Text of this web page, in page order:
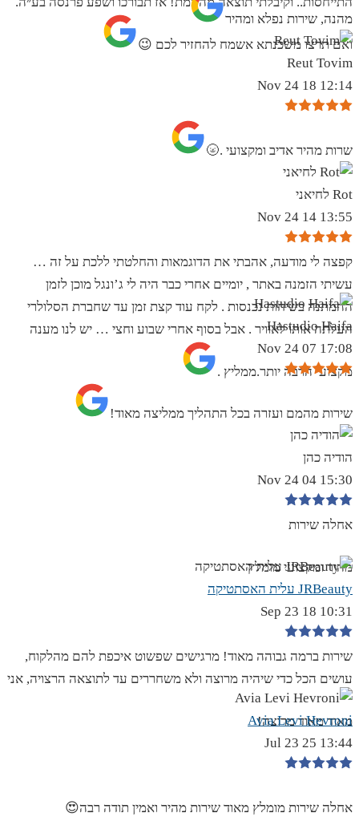
ואם תרצו משכנתא אשמח להחזיר לכם 😉
מהנה, שירות נפלא ומהיר
Reut Tovim
12:14 18 Nov 24
שרות מהיר אדיב ומקצועי .🌝
Rot לחיאני
13:55 14 Nov 24
קפצה לי מודעה, אהבתי את הדוגמאות והחלטתי ללכת על זה …
עשיתי הזמנה באתר , יומיים אחרי כבר היה לי ג’ונגל מוכן לזמן
ההמתנה בשיחות נכנסות . לקח עוד קצת זמן עד שחברת הסלולרי
העלתה אותו לאוויר . אבל בסוף אחרי שבוע וחצי … יש לנו מענה
מקצועי הרבה יותר.ממליץ .
Hastudio Haifa
17:08 07 Nov 24
שירות מהמם ועזרה בכל התהליך ממליצה מאוד!
הודיה כהן
15:30 04 Nov 24
אחלה שירות
מהיר ומקצועי מומלץ
JRBeauty עלית האסתטיקה
10:31 18 Sep 23
שירות ברמה גבוהה מאוד! מרגישים שפשוט איכפת להם מהלקוח,
עושים הכל כדי שיהיה מרוצה ולא משחררים עד לתוצאה הרצויה, אני
מאוד מאוד מרוצה!
Avia Levi Hevroni
13:44 25 Jul 23
אחלה שירות מומלץ מאוד שירות מהיר ואמין תודה רבה😍